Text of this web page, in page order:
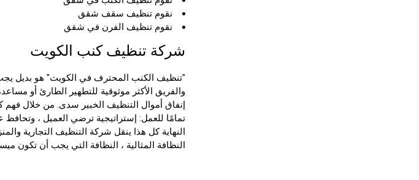
نقوم تنظيف سقف شقق
نقوم تنظيف الفرن في شقق
شركة تنظيف كنب الكويت
"تنظيف الكنب المحترف في الكويت" هو بديل يجب
والفريق الأكثر موثوقية للتطهير الطارئ أو
إنفاق أموال التنظيف الخبير سدى. من خلال فهم
تمامًا للعمل: إستراتيجية ترضي العميل ،
النهاية كل هذا ينقل شركة التنظيف التجارية
النظافة المثالية ، النظافة التي يجب أن تكون